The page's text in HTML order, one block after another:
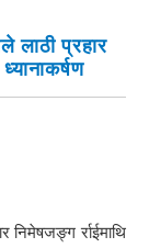
लाठी प्रहार
र्राईमाथि